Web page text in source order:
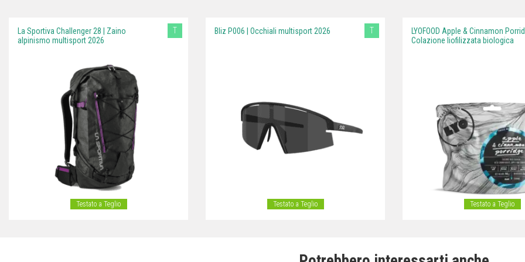
La Sportiva Challenger 28 | Zaino
alpinismo multisport 2026
T
Testato a Teglio
Bliz P006 | Occhiali multisport 2026 T
Testato a Teglio
LYOFOOD Apple & Cinnamon
Colazione liofilizzata biologica
Testato a Teglio